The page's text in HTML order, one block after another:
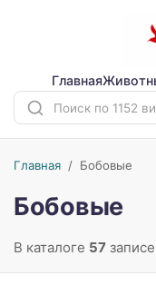
Главная
Главная / Бобовые
Бобовые
В каталоге 57